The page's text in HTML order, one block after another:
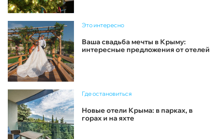
Это интересно
Ваша свадьба мечты в Крыму:
интересные предложения от отелей
Где остановиться
Новые отели Крыма: в парках, в
горах и на яхте